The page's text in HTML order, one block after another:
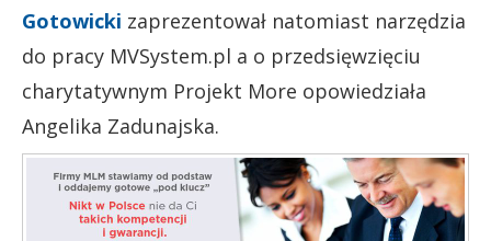
Gotowicki zaprezentował natomiast narzędzia
do pracy MVSystem.pl a o przedsięwzięciu
charytatywnym Projekt More opowiedziała
Angelika Zadunajska.